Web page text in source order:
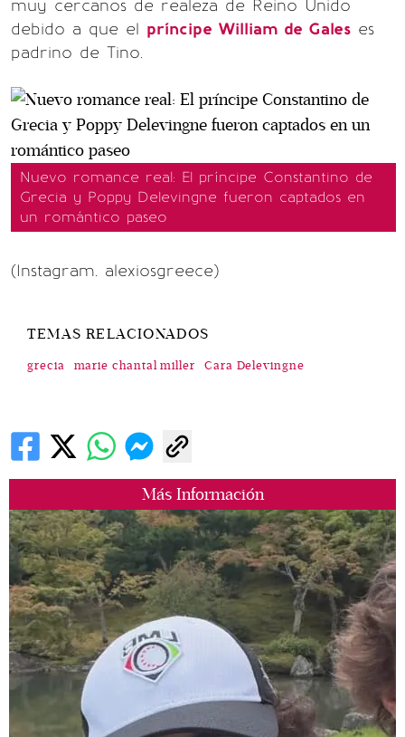
Más Información
muy cercanos de realeza de Reino Unido
debido a que el príncipe William de Gales es
padrino de Tino.
Nuevo romance real: El príncipe Constantino de
Grecia y Poppy Delevingne fueron captados en
un romántico paseo
(Instagram. alexiosgreece)
TEMAS RELACIONADOS
grecia marie chantal miller Cara Delevingne